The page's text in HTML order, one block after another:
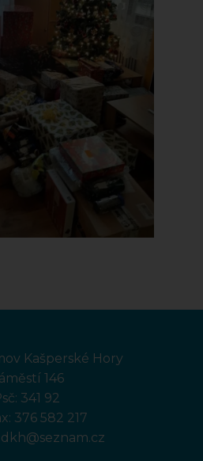
Kašperské Hory
146
341 92
376 582 217